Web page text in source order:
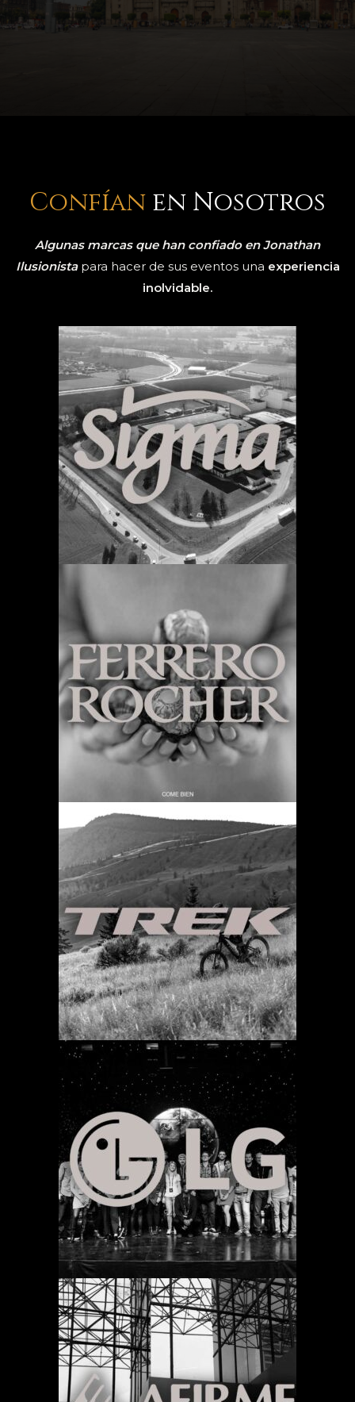
Confían en Nosotros
Algunas marcas que han confiado en Jonathan
Ilusionistapara hacer de sus eventos una experiencia
inolvidable.